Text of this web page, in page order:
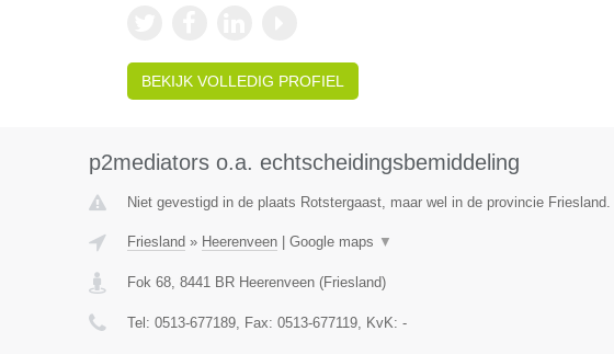
BEKIJK VOLLEDIG PROFIEL
p2mediators o.a. echtscheidingsbemiddeling
Niet gevestigd in de plaats Rotstergaast, maar wel in de provincie Friesland.
Friesland » Heerenveen| Google maps ▼
Fok 68, 8441 BR Heerenveen(Friesland)
Tel: 0513-677189, Fax: 0513-677119, KvK: -